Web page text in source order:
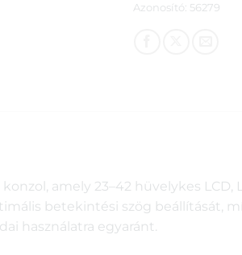
Azonosító: 56279
amely 23–42 hüvelykes
betekintési szög beállítását,
használatra egyaránt.